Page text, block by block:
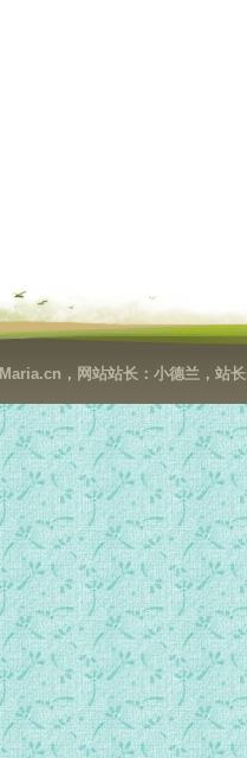
，网站站长：小德兰，